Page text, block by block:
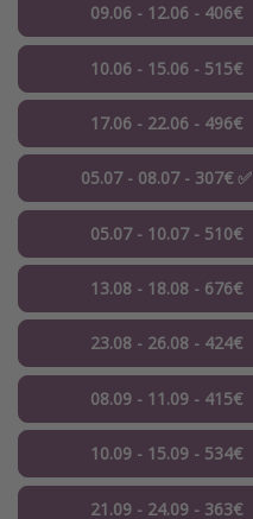
09.06 - 12.06 - 406€
10.06 - 15.06 - 515€
17.06 - 22.06 - 496€
05.07 - 08.07 - 307€ ✅
05.07 - 10.07 - 510€
13.08 - 18.08 - 676€
23.08 - 26.08 - 424€
08.09 - 11.09 - 415€
10.09 - 15.09 - 534€
21.09 - 24.09 - 363€